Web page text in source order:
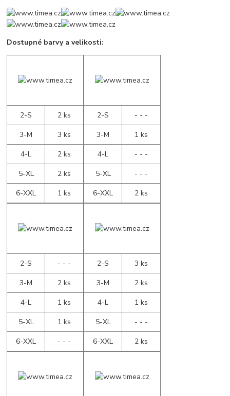
Dostupné barvy a velikosti:
2-S
2 ks
3-M
3 ks
4-L
2 ks
5-XL
2 ks
6-XXL
1 ks
2-S
- - -
3-M
1 ks
4-L
- - -
5-XL
- - -
6-XXL
2 ks
2-S
- - -
3-M
2 ks
4-L
1 ks
5-XL
1 ks
6-XXL
- - -
2-S
3 ks
3-M
2 ks
4-L
1 ks
5-XL
- - -
6-XXL
2 ks